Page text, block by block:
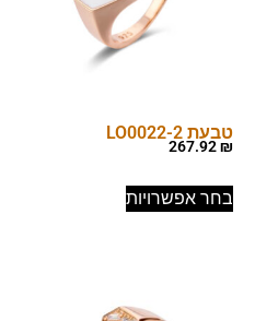
טבעת LO0022-2
267.92₪
בחר אפשרויות